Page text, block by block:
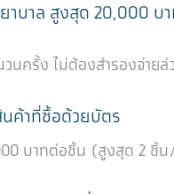
าบาล สูงสุด 20,000 บ
วนครั้ง ไม่ต้องสำรองจ่ายล่
ค้าที่ซื้อด้วยบัตร
บาทต่อชิ้น (สูงสุด 2 ชิ้